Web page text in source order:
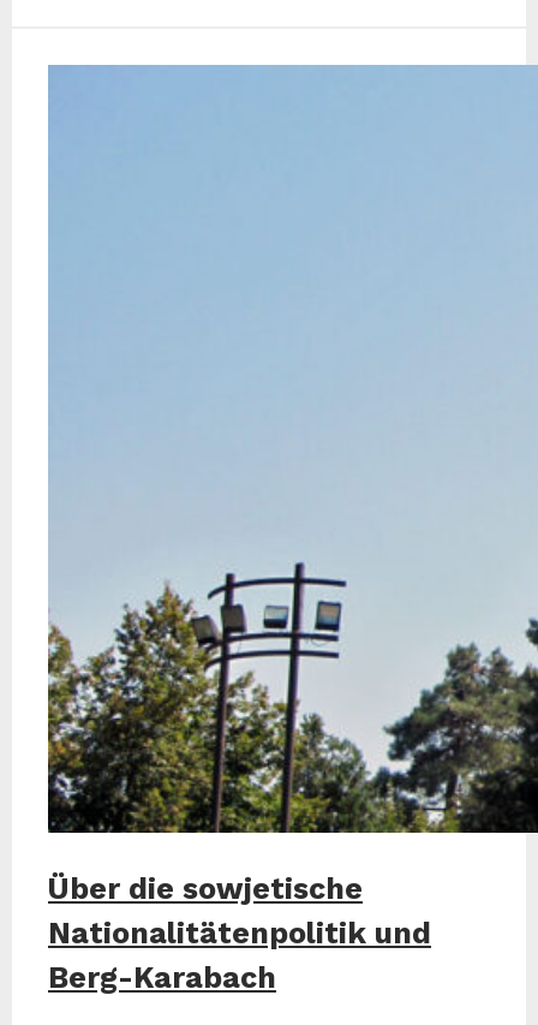
Über die sowjetische
Nationalitätenpolitik und
Berg-Karabach